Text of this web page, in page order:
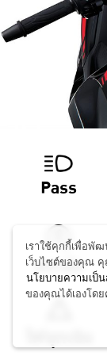
Pass
สตาร์ท
เราใช้คุกกี้เพื่อพั
เว็บไซต์ของคุณ
นโยบายความเป็
ของคุณได้เองโด